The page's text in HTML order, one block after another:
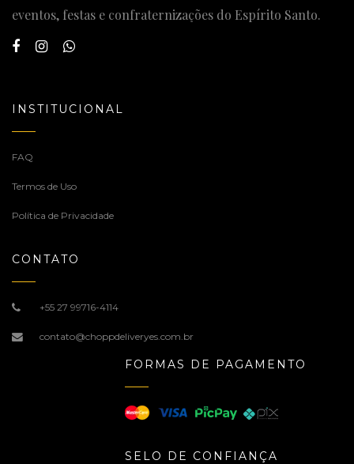
eventos, festas e confraternizações do Espírito Santo.
INSTITUCIONAL
FAQ
Termos de Uso
Política de Privacidade
CONTATO
+55 27 99716-4114
contato@choppdeliveryes.com.br
FORMAS DE PAGAMENTO
SELO DE CONFIANÇA